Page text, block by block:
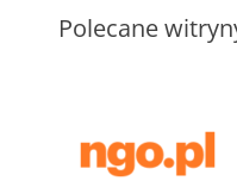
Polecane